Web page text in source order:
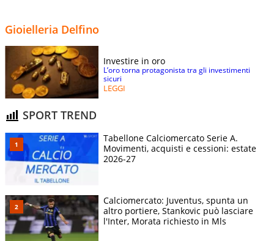
Gioielleria Delfino
Investire in oro
L’oro torna protagonista tra gli investimenti
sicuri
LEGGI
SPORT TREND
Tabellone Calciomercato Serie A.
Movimenti, acquisti e cessioni: estate
2026-27
Calciomercato: Juventus, spunta un
altro portiere, Stankovic può lasciare
l'Inter, Morata richiesto in Mls